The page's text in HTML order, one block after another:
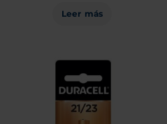
Leer más